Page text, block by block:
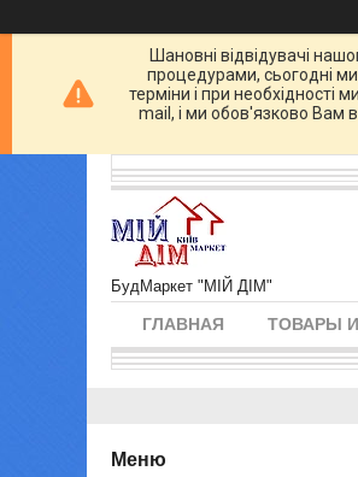
Шановні відвідувачі
процедурами, сьогодні
терміни і при
mail, і ми обов'язково Вам
БудМаркет "МІЙ ДІМ"
ГЛАВНАЯ ТОВАРЫ